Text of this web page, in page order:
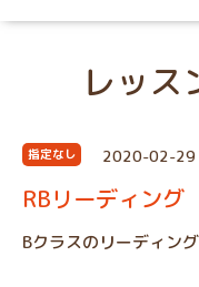
レッス
指定なし 2020-02-29
RBリーディング
Bクラスのリーディング